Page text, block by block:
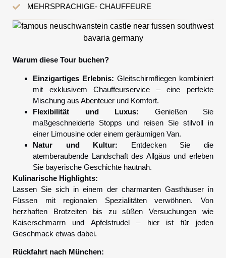
MEHRSPRACHIGE- CHAUFFEURE
Warum diese Tour buchen?
Einzigartiges Erlebnis: Gleitschirmfliegen kombiniert
mit exklusivem Chauffeurservice – eine perfekte
Mischung aus Abenteuer und Komfort.
Flexibilität und Luxus: Genießen Sie
maßgeschneiderte Stopps und reisen Sie stilvoll in
einer Limousine oder einem geräumigen Van.
Natur und Kultur: Entdecken Sie die
atemberaubende Landschaft des Allgäus und erleben
Sie bayerische Geschichte hautnah.
Kulinarische Highlights:
Lassen Sie sich in einem der charmanten Gasthäuser in
Füssen mit regionalen Spezialitäten verwöhnen. Von
herzhaften Brotzeiten bis zu süßen Versuchungen wie
Kaiserschmarrn und Apfelstrudel – hier ist für jeden
Geschmack etwas dabei.
Rückfahrt nach München: